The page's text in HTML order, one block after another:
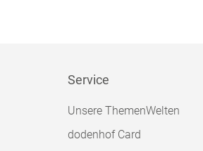
Service
Unsere ThemenWelten
dodenhof Card